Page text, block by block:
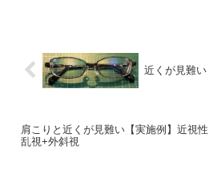
近くが見難い
肩こりと近くが見難い【実施例】近視性
乱視+外斜視